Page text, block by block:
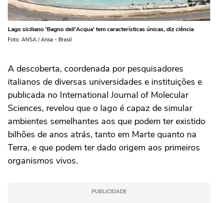
Lago siciliano 'Bagno dell'Acqua' tem características únicas, diz ciência
Foto: ANSA / Ansa - Brasil
A descoberta, coordenada por pesquisadores
italianos de diversas universidades e instituições e
publicada no International Journal of Molecular
Sciences, revelou que o lago é capaz de simular
ambientes semelhantes aos que podem ter existido
bilhões de anos atrás, tanto em Marte quanto na
Terra, e que podem ter dado origem aos primeiros
organismos vivos.
PUBLICIDADE